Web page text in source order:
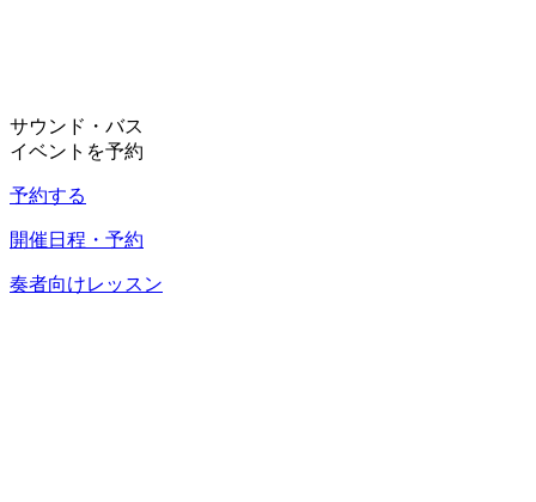
サウンド・バス
イベントを予約
予約する
開催日程・予約
奏者向けレッスン